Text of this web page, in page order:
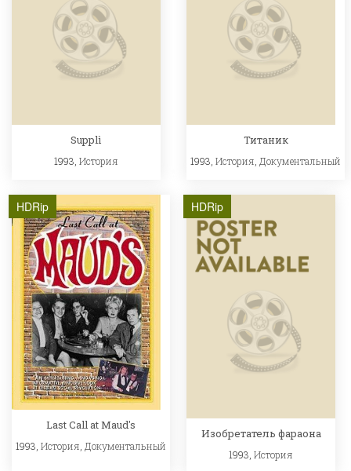
Supplì
1993, История
Титаник
1993,История Документальный
HDRip
Last Call at Maud's
1993, История Документальный
HDRip
Изобретатель фараона
1993,История